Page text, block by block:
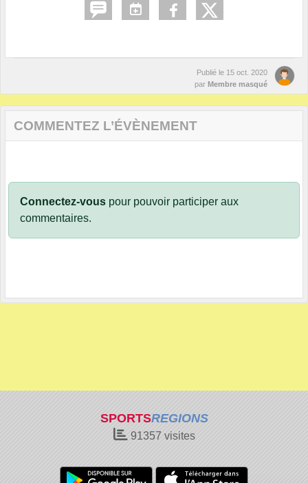
Publié le 15 oct. 2020
par Membre masqué
COMMENTEZ L’ÉVÈNEMENT
Connectez-vous pour pouvoir participer aux
commentaires.
SPORTSREGIONS
91357 visites